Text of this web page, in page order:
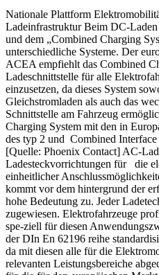
Nationale Plattform
Ladeinfrastruktur Beim DC-
und dem „Combined Charging
unterschiedliche Systeme. Der
ACEA empfiehlt das Combined
Ladeschnittstelle für alle
einzusetzen, da dieses System
Gleichstromladen als auch das
Schnittstelle am Fahrzeug
Charging System mit den in
des typ 2 und Combined
[Quelle: Phoenix Contact] AC-
Ladesteckvorrichtungen für die
einheitlicher
kommt vor dem hintergrund der
hohe Bedeutung zu. Jeder
zugewiesen. Elektrofahrzeuge
spe-ziell für diesen
der DIn En 62196 reihe
da mit diesen alle für die
relevanten Leistungsbereiche